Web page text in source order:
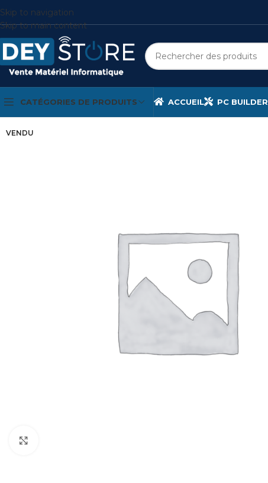
Skip to navigation
Skip to main content
CATÉGORIES DE PRODUITS ACCUEIL PC BUILDER
VENDU